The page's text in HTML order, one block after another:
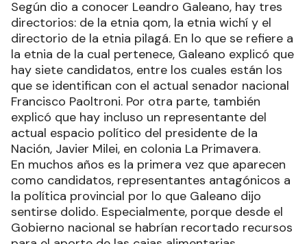
Según dio a conocer Leandro Galeano, hay tres
directorios: de la etnia qom, la etnia wichí y el
directorio de la etnia pilagá. En lo que se refiere a
la etnia de la cual pertenece, Galeano explicó que
hay siete candidatos, entre los cuales están los
que se identifican con el actual senador nacional
Francisco Paoltroni. Por otra parte, también
explicó que hay incluso un representante del
actual espacio político del presidente de la
Nación, Javier Milei, en colonia La Primavera.
En muchos años es la primera vez que aparecen
como candidatos, representantes antagónicos a
la política provincial por lo que Galeano dijo
sentirse dolido. Especialmente, porque desde el
Gobierno nacional se habrían recortado recursos